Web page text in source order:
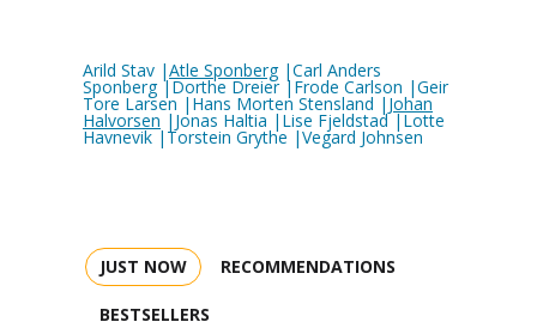
Arild Stav |Atle Sponberg|Carl Anders
Sponberg |Dorthe Dreier |Frode Carlson |Geir
Tore Larsen |Hans Morten Stensland | Johan
Halvorsen |Jonas Haltia |Lise Fjeldstad |Lotte
Havnevik |Torstein Grythe |Vegard Johnsen
JUST NOW RECOMMENDATIONS
BESTSELLERS